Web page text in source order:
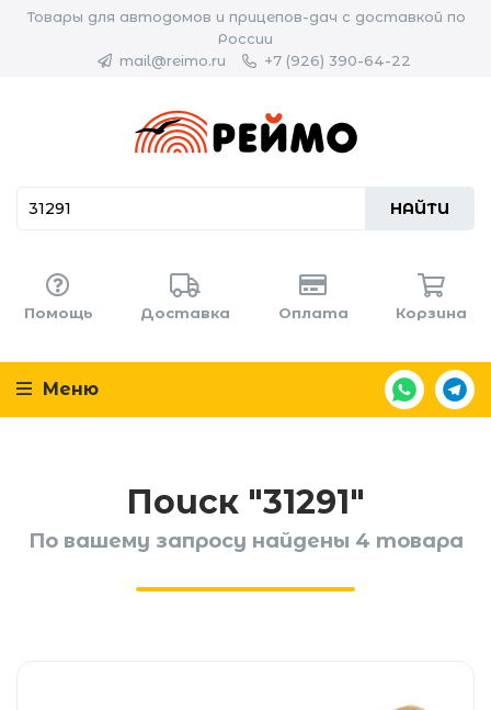
Товары для автодомов и прицепов-дач с доставкой по
России
mail@reimo.ru
+7 (926) 390-64-22
НАЙТИ
Помощь Доставка Оплата Корзина
Меню
Поиск "31291"
По вашему запросу найдены 4 товара